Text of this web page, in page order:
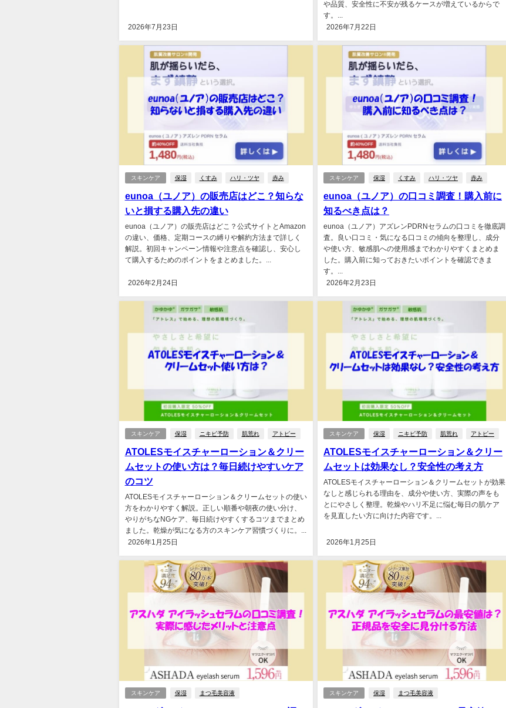
2026年7月23日
や品質、安全性に不安が残るケースが増えているからで
す。...
2026年7月22日
スキンケア 保湿 くすみ ハリ・ツヤ 赤み
eunoa（ユノア）の販売店はどこ？知らな
いと損する購入先の違い
eunoa（ユノア）の販売店はどこ？公式サイトとAmazon
の違い、価格、定期コースの縛りや解約方法まで詳しく
解説。初回キャンペーン情報や注意点を確認し、安心し
て購入するためのポイントをまとめました。...
2026年2月24日
スキンケア 保湿 くすみ ハリ・ツヤ 赤み
eunoa（ユノア）の口コミ調査！購入前に
知るべき点は？
eunoa（ユノア）アズレンPDRNセラムの口コミを徹底調
査。良い口コミ・気になる口コミの傾向を整理し、成分
や使い方、敏感肌への使用感までわかりやすくまとめま
した。購入前に知っておきたいポイントを確認できま
す。...
2026年2月23日
スキンケア 保湿 ニキビ予防 肌荒れ アトピー
ATOLESモイスチャーローション＆クリー
ムセットの使い方は？毎日続けやすいケア
のコツ
ATOLESモイスチャーローション＆クリームセットの使い
方をわかりやすく解説。正しい順番や朝夜の使い分け、
やりがちなNGケア、毎日続けやすくするコツまでまとめ
ました。乾燥が気になる方のスキンケア習慣づくりに。...
2026年1月25日
スキンケア 保湿 ニキビ予防 肌荒れ アトピー
ATOLESモイスチャーローション＆クリー
ムセットは効果なし？安全性の考え方
ATOLESモイスチャーローション＆クリームセットが効果
なしと感じられる理由を、成分や使い方、実際の声をも
とにやさしく整理。乾燥やハリ不足に悩む毎日の肌ケア
を見直したい方に向けた内容です。...
2026年1月25日
スキンケア 保湿 まつ毛美容液 スキンケア 保湿 まつ毛美容液